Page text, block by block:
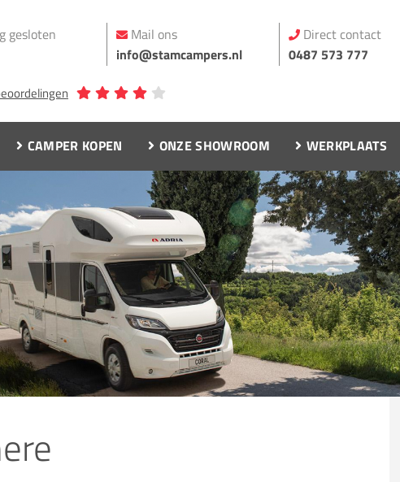
gesloten
Mail ons
info@stamcampers.nl
Direct contact
0487 573 777
CAMPER KOPEN ONZE SHOWROOM WERKPLAATS